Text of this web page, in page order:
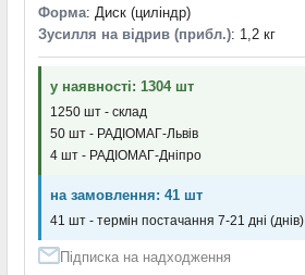
Форма: Диск (циліндр)
Зусилля на відрив (прибл.): 1,2 кг
у наявності: 1304 шт
1250 шт - склад
50 шт - РАДІОМАГ-Львів
4 шт - РАДІОМАГ-Дніпро
на замовлення: 41 шт
41 шт - термін постачання 7-21 дні (днів)
Підписка на надходження